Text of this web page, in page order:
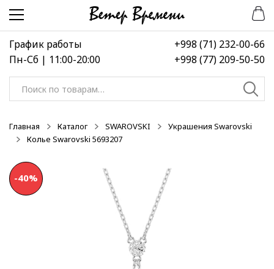
Перейти
навигации
Перейти
содержимому
График работы
Пн-Сб | 11:00-20:00
+998 (71) 232-00-66
+998 (77) 209-50-50
Искать:
Главная Каталог SWAROVSKI
Украшения Swarovski
Колье Swarovski 5693207
-40%
-15%